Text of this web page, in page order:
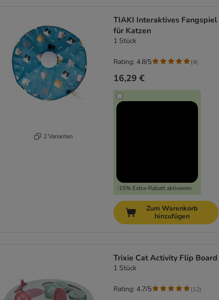
2 Varianten
TIAKI Interaktives Fangspiel
für Katzen
1 Stück
16,29 €
-15% Extra-Rabatt aktivieren
Rating: 4.8/5 (4)
Zum Warenkorb
hinzufügen
Trixie Cat Activity Flip Board
1 Stück
Rating: 4.7/5 (12)